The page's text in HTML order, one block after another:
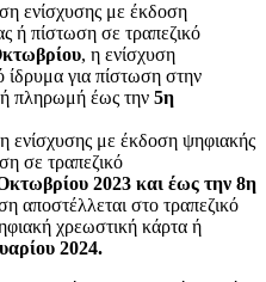
ενίσχυσης με έκδοση
ή πίστωση σε τραπεζικό
, η ενίσχυση
ίδρυμα για πίστωση στην
πληρωμή έως την 5η
ενίσχυσης με έκδοση ψηφιακής
σε τραπεζικό
2023 και έως την 8η
αποστέλλεται στο τραπεζικό
χρεωστική κάρτα ή
2024.